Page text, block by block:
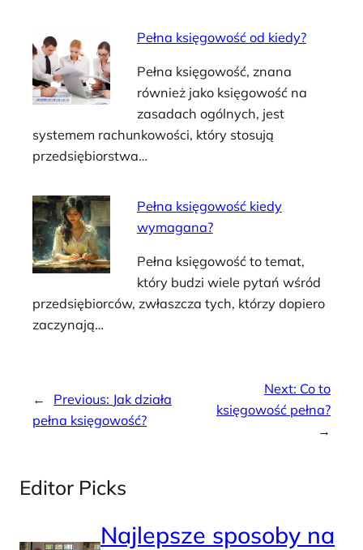
Pełna księgowość od kiedy?
Pełna księgowość, znana
również jako księgowość na
zasadach ogólnych, jest
systemem rachunkowości, który stosują
przedsiębiorstwa…
Pełna księgowość kiedy
wymagana?
Pełna księgowość to temat,
który budzi wiele pytań wśród
przedsiębiorców, zwłaszcza tych, którzy dopiero
zaczynają…
← Previous: Jak działa
pełna księgowość?
Next: Co to
księgowość pełna?
→
Editor Picks
Najlepsze sposoby na